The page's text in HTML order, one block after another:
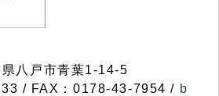
八戸市青葉1-14-5
/ FAX：0178-43-7954 / b